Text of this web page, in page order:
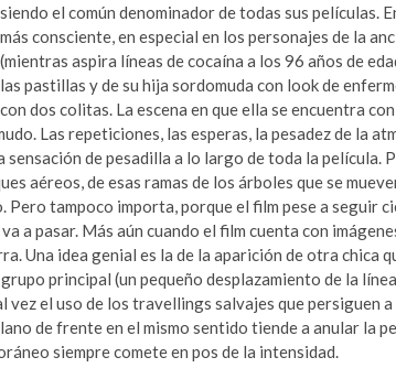
siendo el común denominador de todas sus películas.
más consciente, en especial en los personajes de la
(mientras aspira líneas de cocaína a los 96 años de
las pastillas y de su hija sordomuda con look de
con dos colitas. La escena en que ella se encuentra
Las repeticiones, las esperas, la pesadez de la
de pesadilla a lo largo de toda la película.
aéreos, de esas ramas de los árboles que se
Pero tampoco importa, porque el film pese a seguir
a pasar. Más aún cuando el film cuenta con
Una idea genial es la de la aparición de otra chica
principal (un pequeño desplazamiento de la
el uso de los travellings salvajes que persiguen
de frente en el mismo sentido tiende a anular la
siempre comete en pos de la intensidad.